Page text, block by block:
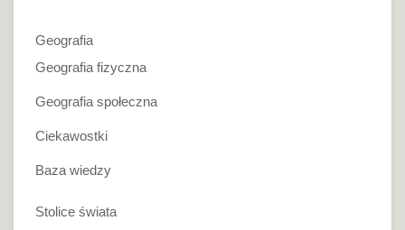
Geografia
Geografia fizyczna
Geografia społeczna
Ciekawostki
Baza wiedzy
Stolice świata